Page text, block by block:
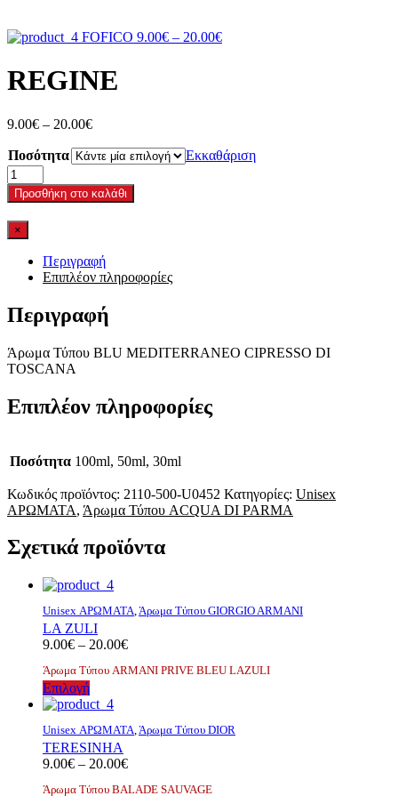
FOFICO 9.00€ – 20.00€Price
REGINE
9.00€ – 20.00€Price
9.00€
20.00€
Ποσότητα
Εκκαθάριση
REGINE
ποσότητα
Προσθήκη στο καλάθι
×
Περιγραφή
Επιπλέον πληροφορίες
Περιγραφή
Άρωμα Τύπου BLU MEDITERRANEO CIPRESSO DI
TOSCANA
Επιπλέον πληροφορίες
Ποσότητα 100ml, 50ml, 30ml
Κωδικός προϊόντος: 2110-500-U0452 Κατηγορίες: Unisex
ΑΡΩΜΑΤΑ, Άρωμα Τύπου ACQUA DI PARMA
Σχετικά προϊόντα
Unisex ΑΡΩΜΑΤΑ,Άρωμα Τύπου GIORGIO ARMANI
LA ZULI
9.00€ – 20.00€Price
9.00€
Άρωμα Τύπου ARMANI PRIVE BLEU LAZULI
ΕπιλογήΑυτό
το
έχει
πολλαπλές
παραλλαγές.
Οι
Unisex ΑΡΩΜΑΤΑ,Άρωμα Τύπου DIOR
TERESINHA
9.00€ – 20.00€Price
Άρωμα Τύπου BALADE SAUVAGE